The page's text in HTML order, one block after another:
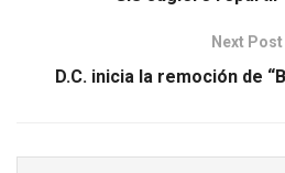
Next Post
D.C. inicia la remoción de